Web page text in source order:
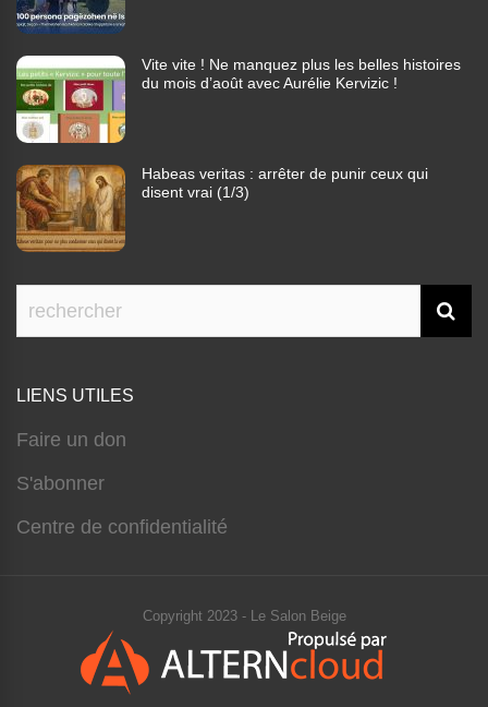
Vite vite ! Ne manquez plus les belles histoires
du mois d’août avec Aurélie Kervizic !
Habeas veritas : arrêter de punir ceux qui
disent vrai (1/3)
LIENS UTILES
Faire un don
S'abonner
Centre de confidentialité
Copyright 2023 - Le Salon Beige